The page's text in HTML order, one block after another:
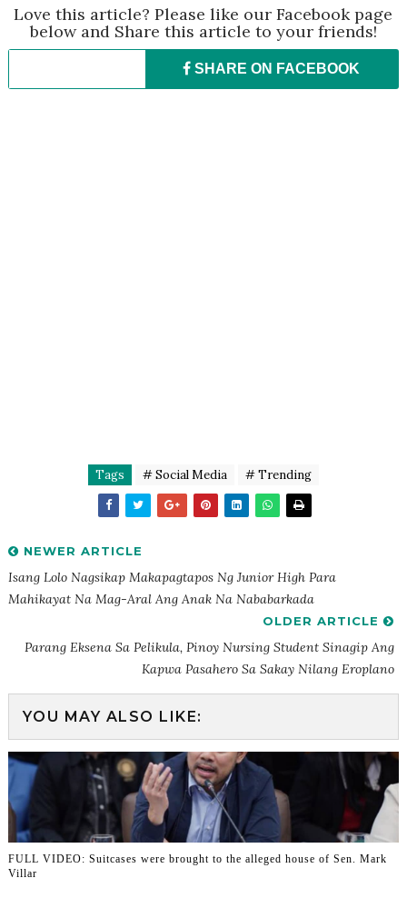
Love this article? Please like our Facebook page
below and Share this article to your friends!
SHARE ON FACEBOOK
Tags # Social Media # Trending
NEWER ARTICLE
Isang Lolo Nagsikap Makapagtapos Ng Junior High Para
Mahikayat Na Mag-Aral Ang Anak Na Nababarkada
OLDER ARTICLE
Parang Eksena Sa Pelikula, Pinoy Nursing Student Sinagip Ang
Kapwa Pasahero Sa Sakay Nilang Eroplano
YOU MAY ALSO LIKE:
FULL VIDEO: Suitcases were brought to the alleged house of Sen. Mark
Villar